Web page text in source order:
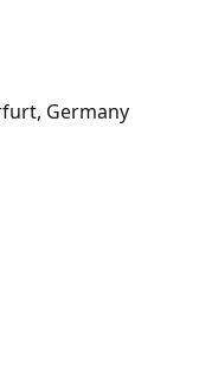
Germany